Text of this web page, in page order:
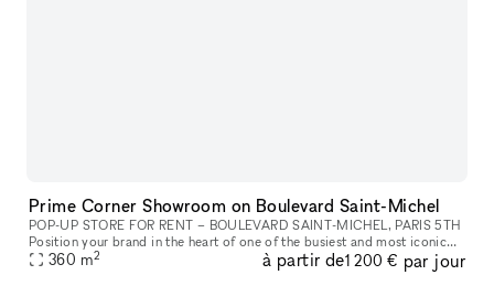
Prime Corner Showroom on Boulevard Saint-Michel
POP-UP STORE FOR RENT – BOULEVARD SAINT-MICHEL, PARIS 5TH
Position your brand in the heart of one of the busiest and most iconic
locations on Paris’s Left Bank. This retail space enjoys a prime loc
360 m2 à partir de1 200 € par jour